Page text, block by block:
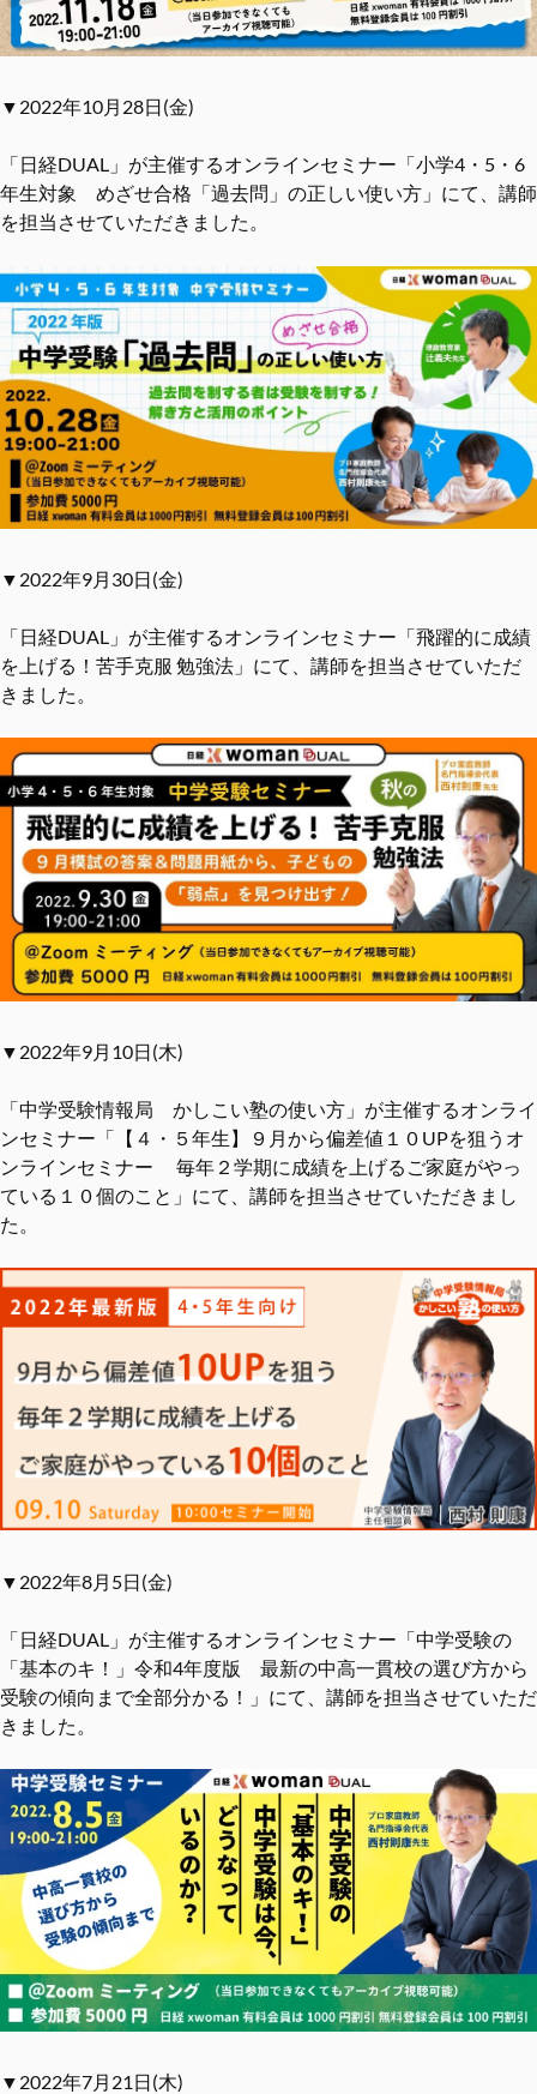
▼2022年10月28日(金)
「日経DUAL」が主催するオンラインセミナー「小学4・5・6
年生対象 めざせ合格「過去問」の正しい使い方」にて、講師
を担当させていただきました。
▼2022年9月30日(金)
「日経DUAL」が主催するオンラインセミナー「飛躍的に成績
を上げる！苦手克服 勉強法」にて、講師を担当させていただ
きました。
▼2022年9月10日(木)
「中学受験情報局 かしこい塾の使い方」が主催するオンライ
ンセミナー「【４・５年生】９月から偏差値１０UPを狙うオ
ンラインセミナー 毎年２学期に成績を上げるご家庭がやっ
ている１０個のこと」にて、講師を担当させていただきまし
た。
▼2022年8月5日(金)
「日経DUAL」が主催するオンラインセミナー「中学受験の
「基本のキ！」令和4年度版 最新の中高一貫校の選び方から
受験の傾向まで全部分かる！」にて、講師を担当させていただ
きました。
▼2022年7月21日(木)